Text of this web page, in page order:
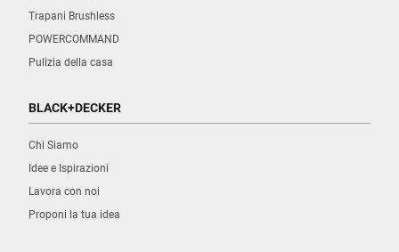
Trapani Brushless
POWERCOMMAND
Pulizia della casa
BLACK+DECKER
Chi Siamo
Idee e Ispirazioni
Lavora con noi
Proponi la tua idea